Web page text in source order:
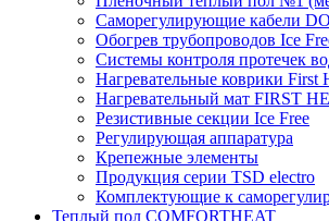
Саморегулирующие кабели
Обогрев трубопроводов Ice
Системы контроля протечек
Нагревательные коврики First
Нагревательный мат FIRST
Резистивные секции Ice Free
Регулирующая аппаратура
Крепежные элементы
Продукция серии TSD electro
Комплектующие к
Теплый пол COMFORTHEAT